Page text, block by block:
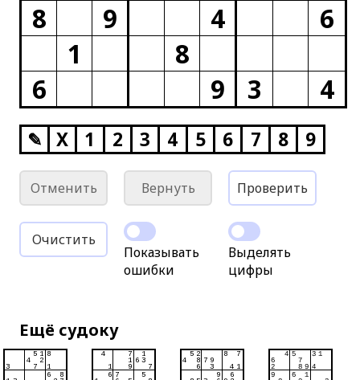
8
9 4
6
1
8
6
9 3 4
✎ X 1 2 3 4 5 6 7 8 9
Отменить Вернуть Проверить
Очистить
Показывать
ошибки
Выделять
цифры
Ещё судоку